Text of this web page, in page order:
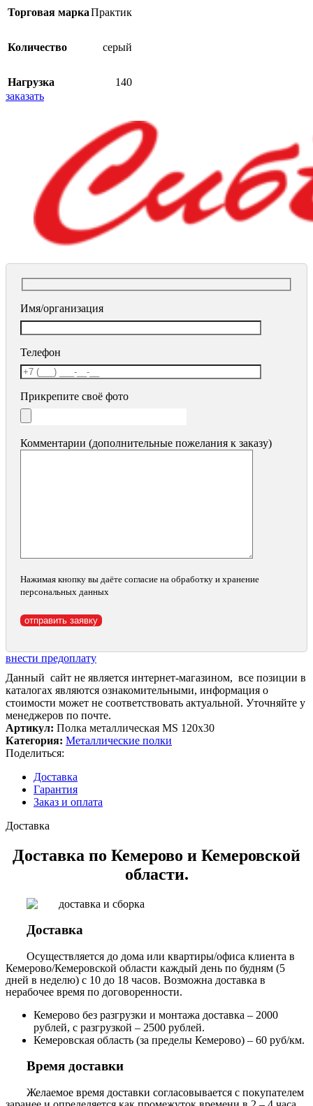
Торговая маркаПрактик
Количество серый
Нагрузка
140
заказать
Имя/организация
Телефон
Прикрепите своё фото
Комментарии (дополнительные пожелания к заказу)
Нажимая кнопку вы даёте согласие на обработку и хранение
персональных данных
внести предоплату
Данный сайт не является интернет-магазином, все позиции в
каталогах являются ознакомительными, информация о
стоимости может не соответствовать актуальной. Уточняйте у
менеджеров по почте.
Артикул: Полка металлическая MS 120x30
Категория: Металлические полки
Поделиться:
Доставка
Гарантия
Заказ и оплата
Доставка
Доставка по Кемерово и Кемеровской
области.
Доставка
Осуществляется до дома или квартиры/офиса клиента в
Кемерово/Кемеровской области каждый день по будням (5
дней в неделю) с 10 до 18 часов. Возможна доставка в
нерабочее время по договоренности.
Кемерово без разгрузки и монтажа доставка – 2000
рублей, с разгрузкой – 2500 рублей.
Кемеровская область (за пределы Кемерово) – 60 руб/км.
Время доставки
Желаемое время доставки согласовывается с покупателем